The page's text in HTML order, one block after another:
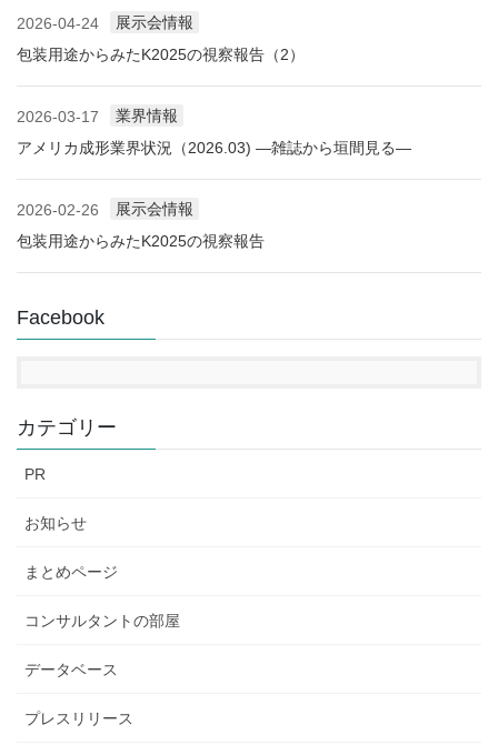
2026-04-24
展示会情報
包装用途からみたK2025の視察報告（2）
2026-03-17
業界情報
アメリカ成形業界状況（2026.03) ―雑誌から垣間見る―
2026-02-26
展示会情報
包装用途からみたK2025の視察報告
Facebook
カテゴリー
PR
お知らせ
まとめページ
コンサルタントの部屋
データベース
プレスリリース